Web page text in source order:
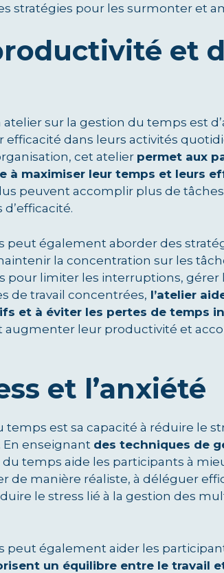
stratégies pour les surmonter et
et
atelier sur la gestion du temps est
dans leurs activités
cet atelier permet aux
à maximiser leur temps et leurs
peuvent accomplir plus de
peut également aborder des
la concentration sur les
pour limiter les interruptions, gérer
de travail concentrées, l’atelier
et à éviter les pertes de temps
augmenter leur productivité et
et l’anxiété
est sa capacité à réduire le
enseignant des techniques de
temps aide les participants à
de manière réaliste, à déléguer
le stress lié à la gestion des
peut également aider les
un équilibre entre le travail